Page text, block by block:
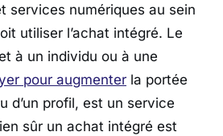
services numériques au sein
utiliser l’achat intégré. Le
à un individu ou à une
pour augmenter la portée
d’un profil, est un service
sûr un achat intégré est